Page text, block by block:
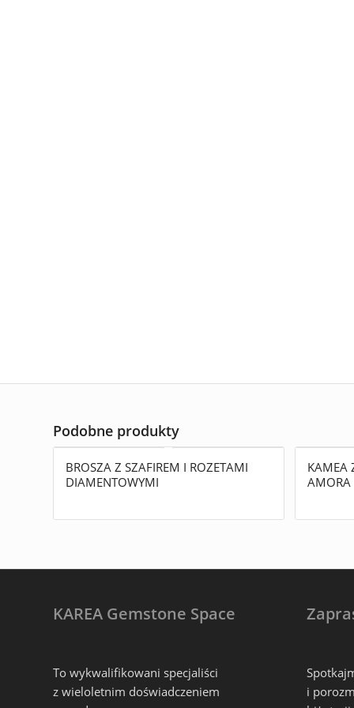
Podobne produkty
BROSZA Z SZAFIREM I ROZETAMI
DIAMENTOWYMI
KAMEA
AMORA
KAREA Gemstone Space
To wykwalifikowani specjaliści
z wieloletnim doświadczeniem
i